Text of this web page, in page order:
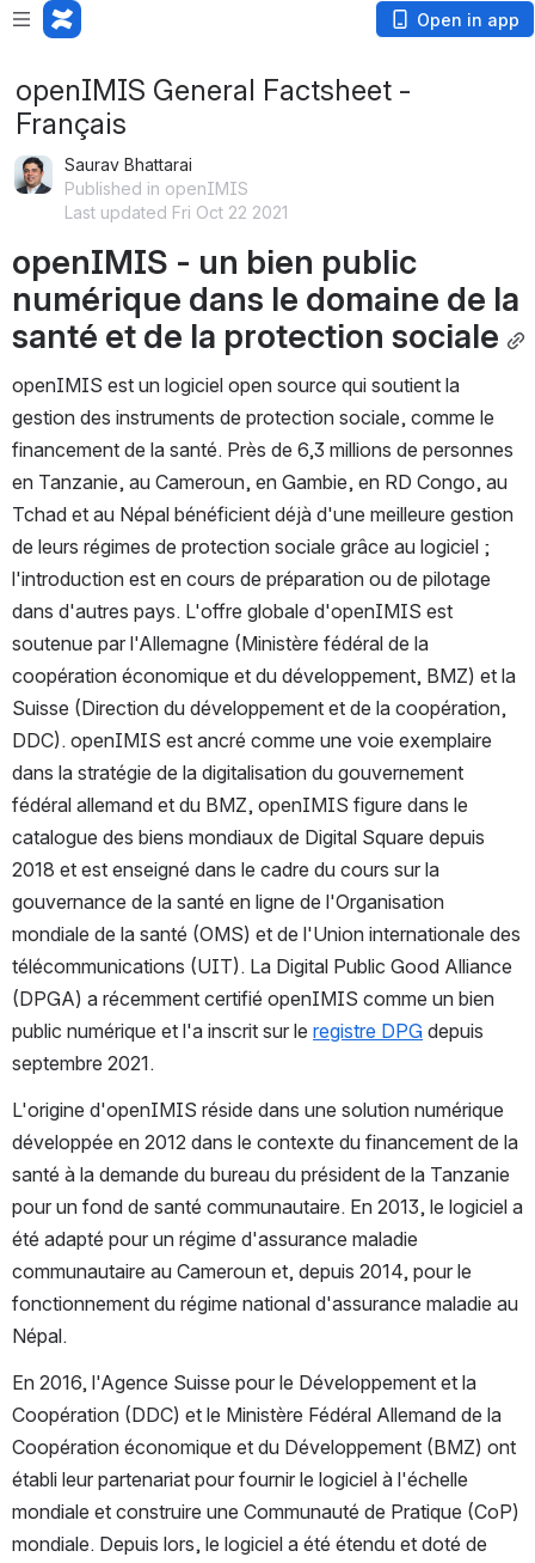
Open in app
openIMIS General Factsheet -
Français
Saurav Bhattarai
Published in openIMIS
Last updated Fri Oct 22 2021
openIMIS - un bien public
numérique dans le domaine de la
santé et de la protection sociale
openIMIS est un logiciel open source qui soutient la
gestion des instruments de protection sociale, comme le
financement de la santé. Près de 6,3 millions de personnes
en Tanzanie, au Cameroun, en Gambie, en RD Congo, au
Tchad et au Népal bénéficient déjà d'une meilleure gestion
de leurs régimes de protection sociale grâce au logiciel ;
l'introduction est en cours de préparation ou de pilotage
dans d'autres pays. L'offre globale d'openIMIS est
soutenue par l'Allemagne (Ministère fédéral de la
coopération économique et du développement, BMZ) et la
Suisse (Direction du développement et de la coopération,
DDC). openIMIS est ancré comme une voie exemplaire
dans la stratégie de la digitalisation du gouvernement
fédéral allemand et du BMZ, openIMIS figure dans le
catalogue des biens mondiaux de Digital Square depuis
2018 et est enseigné dans le cadre du cours sur la
gouvernance de la santé en ligne de l'Organisation
mondiale de la santé (OMS) et de l'Union internationale des
télécommunications (UIT). La Digital Public Good Alliance
(DPGA) a récemment certifié openIMIS comme un bien
public numérique et l'a inscrit sur le registre DPG depuis
septembre 2021.
L'origine d'openIMIS réside dans une solution numérique
développée en 2012 dans le contexte du financement de la
santé à la demande du bureau du président de la Tanzanie
pour un fond de santé communautaire. En 2013, le logiciel a
été adapté pour un régime d'assurance maladie
communautaire au Cameroun et, depuis 2014, pour le
fonctionnement du régime national d'assurance maladie au
Népal.
En 2016, l'Agence Suisse pour le Développement et la
Coopération (DDC) et le Ministère Fédéral Allemand de la
Coopération économique et du Développement (BMZ) ont
établi leur partenariat pour fournir le logiciel à l'échelle
mondiale et construire une Communauté de Pratique (CoP)
mondiale. Depuis lors, le logiciel a été étendu et doté de